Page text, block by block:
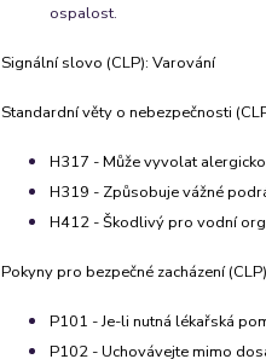
ospalost.
Signální slovo (CLP): Varování
Standardní věty o nebezpečnosti
H317 - Může vyvolat
H319 - Způsobuje vážné
H412 - Škodlivý pro vodní
Pokyny pro bezpečné zacházení
P101 - Je-li nutná lékařská
P102 - Uchovávejte mimo